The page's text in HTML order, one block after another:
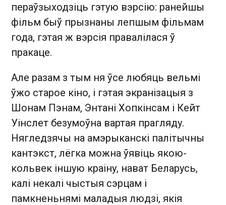
пераўзыходзіць гэтую вэрсію: ранейшы
фільм быў прызнаны лепшым фільмам
года, гэтая ж вэрсія правалілася ў
пракаце.
Але разам з тым ня ўсе любяць вельмі
ўжо старое кіно, і гэтая экранізацыя з
Шонам Пэнам, Энтані Хопкінсам і Кейт
Уінслет безумоўна вартая прагляду.
Нягледзячы на амэрыканскі палітычны
кантэкст, лёгка можна ўявіць якою-
кольвек іншую краіну, нават Беларусь,
калі некалі чыстыя сэрцам і
памкненьнямі маладыя людзі, якія